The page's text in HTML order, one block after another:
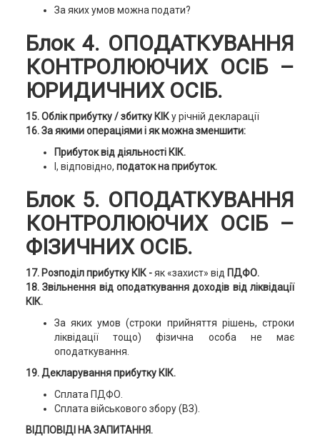
За яких умов можна подати?
Блок 4. ОПОДАТКУВАННЯ
КОНТРОЛЮЮЧИХ ОСІБ –
ЮРИДИЧНИХ ОСІБ.
15. Облік прибутку / збитку КІКу річній декларації
16. За якими операціями і як можна зменшити:
Прибуток від діяльності КІК.
І, відповідно, податок на прибуток.
Блок 5. ОПОДАТКУВАННЯ
КОНТРОЛЮЮЧИХ ОСІБ –
ФІЗИЧНИХ ОСІБ.
17. Розподіл прибутку КІК -як «захист» від ПДФО.
18. Звільнення від оподаткування доходів від ліквідації
КІК.
За яких умов (строки прийняття рішень, строки
ліквідації тощо) фізична особа не має
оподаткування.
19. Декларування прибутку КІК.
Сплата ПДФО.
Сплата військового збору (ВЗ).
ВІДПОВІДІ НА ЗАПИТАННЯ.